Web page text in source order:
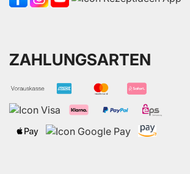
ZAHLUNGSARTEN